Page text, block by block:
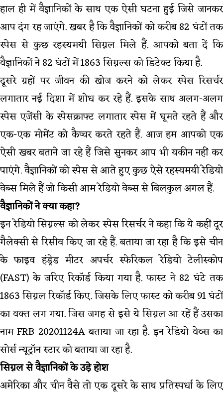
हाल ही में वैज्ञानिकों के साथ एक ऐसी घटना हुई जिसे जानकर
आप दंग रह जाएंगे. खबर है कि वैज्ञानिकों को करीब 82 घंटों तक
स्पेस से कुछ रहस्यमयी सिग्नल मिले हैं. आपको बता दें कि
वैज्ञानिकों ने 82 घंटों में 1863 सिग्नल्स को डिटेक्ट किया है.
दूसरे ग्रहों पर जीवन की खोज करने को लेकर स्पेस रिसर्चर
लगातार नई दिशा में शोध कर रहे हैं. इसके साथ अलग-अलग
स्पेस एजेंसी के स्पेसक्राफ्ट लगातार स्पेस में घूमते रहते हैं और
एक-एक मोमेंट को कैप्चर करते रहते हैं. आज हम आपको एक
ऐसी खबर बताने जा रहे हैं जिसे सुनकर आप भी यकीन नहीं कर
पाएंगे. वैज्ञानिकों को स्पेस से आते हुए कुछ ऐसे रहस्यमयी रेडियो
वेब्स मिले हैं जो किसी आम रेडियो वेब्स से बिलकुल अगल हैं.
वैज्ञानिकों ने क्या कहा?
इन रेडियो सिग्नल्स को लेकर स्पेस रिसर्चर ने कहा कि ये कहीं दूर
गैलेक्सी से रिसीव किए जा रहे हैं. बताया जा रहा है कि इसे चीन
के फाइव हंड्रेड मीटर अपर्चर स्फेरिकल रेडियो टेलीस्कोप
(FAST) के जरिए रिकॉर्ड किया गया है. फास्ट ने 82 घंटे तक
1863 सिग्नल रिकॉर्ड किए. जिसके लिए फास्ट को करीब 91 घंटों
का वक्त लग गया. जिस जगह से इसे ये सिग्नल आ रहें हैं उसका
नाम FRB 20201124A बताया जा रहा है. इन रेडियो वेव्स का
सोर्स न्यूट्रॉन स्टार को बताया जा रहा है.
सिग्नल से वैज्ञानिकों के उड़े होश
अमेरिका और चीन वैसे तो एक दूसरे के साथ प्रतिस्पर्धा के लिए